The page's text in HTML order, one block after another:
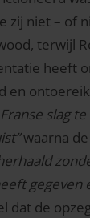
zij niet – of
terwijl
heeft
en
slag
waarna
de